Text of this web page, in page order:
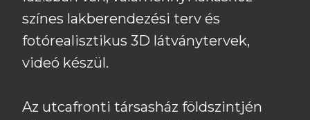
színes lakberendezési terv és
fotórealisztikus 3D látványtervek,
videó készül.
Az utcafronti társasház földszintjén